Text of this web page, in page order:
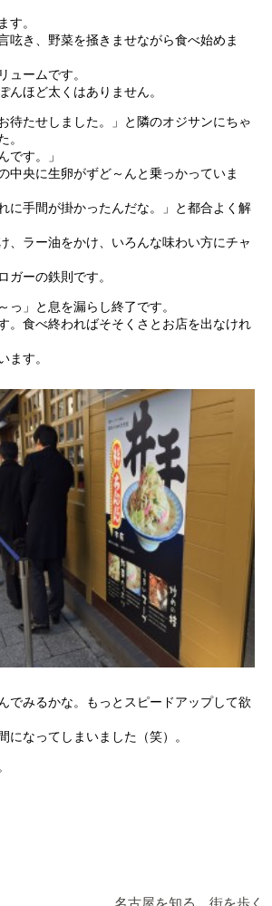
す。
呟き、野菜を掻きませながら食べ始めま
ュームです。
んほど太くはありません。
待たせしました。」と隣のオジサンにちゃ
。
です。」
中央に生卵がずど～んと乗っかっていま
に手間が掛かったんだな。」と都合よく解
、ラー油をかけ、いろんな味わい方にチャ
ガーの鉄則です。
っ」と息を漏らし終了です。
。食べ終わればそそくさとお店を出なけれ
ます。
でみるかな。もっとスピードアップして欲
になってしまいました（笑）。
名古屋を知る 街を歩く